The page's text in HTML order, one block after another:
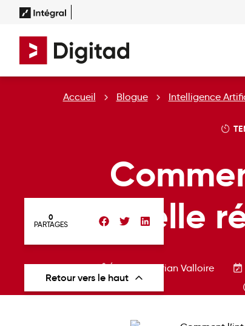
Accueil Blogue Intelligence
artificielle
Écrit par Florian Valloire
0
PARTAGES
Retour vers le haut